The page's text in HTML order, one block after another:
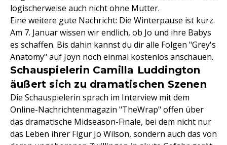
logischerweise auch nicht ohne Mutter.
Eine weitere gute Nachricht: Die Winterpause ist kurz.
Am 7. Januar wissen wir endlich, ob Jo und ihre Babys
es schaffen. Bis dahin kannst du dir alle Folgen "Grey's
Anatomy" auf Joyn noch einmal kostenlos anschauen.
Schauspielerin Camilla Luddington
äußert sich zu dramatischen Szenen
Die Schauspielerin sprach im Interview mit dem
Online-Nachrichtenmagazin "TheWrap" offen über
das dramatische Midseason-Finale, bei dem nicht nur
das Leben ihrer Figur Jo Wilson, sondern auch das von